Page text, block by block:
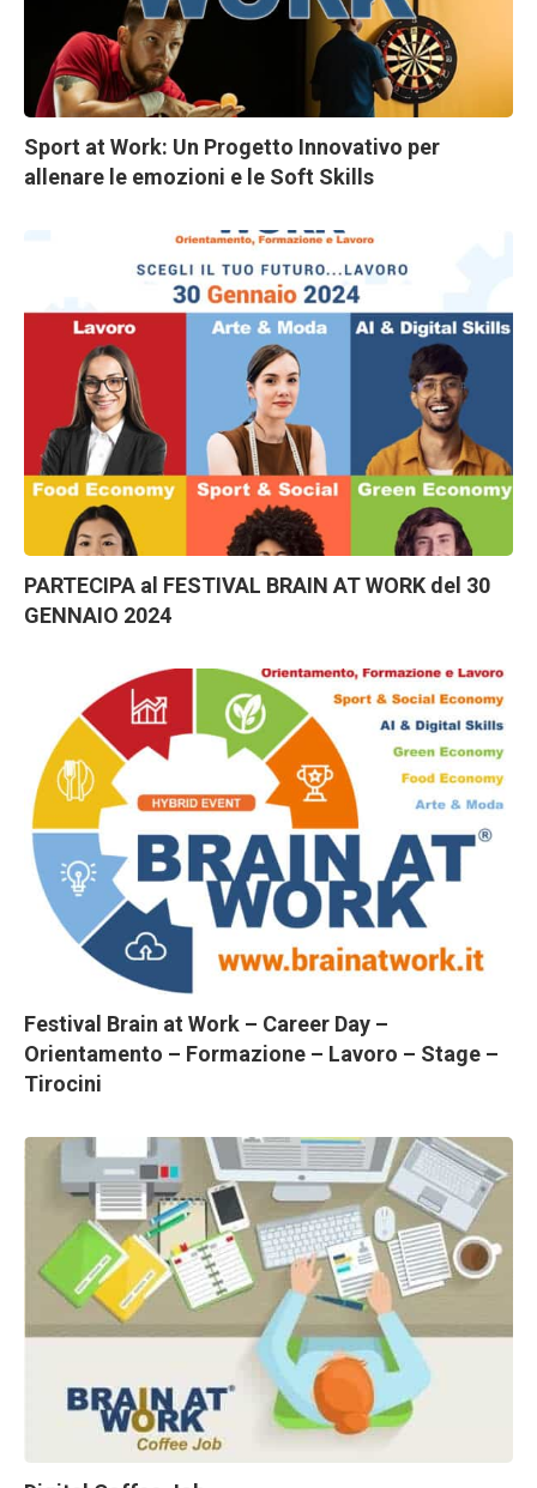
Sport at Work: Un Progetto Innovativo per
allenare le emozioni e le Soft Skills
PARTECIPA al FESTIVAL BRAIN AT WORK del 30
GENNAIO 2024
Festival Brain at Work – Career Day –
Orientamento – Formazione – Lavoro – Stage –
Tirocini